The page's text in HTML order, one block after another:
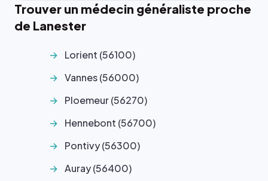
Trouver un médecin généraliste proche
de Lanester
Lorient (56100)
Vannes (56000)
Ploemeur (56270)
Hennebont (56700)
Pontivy (56300)
Auray (56400)